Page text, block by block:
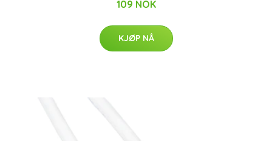
109 NOK
KJØP NÅ